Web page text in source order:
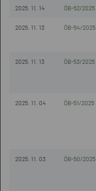
2025. 11. 14 ÖB-52/2025
2025. 11. 13 ÖB-54/2025
2025. 11. 13 ÖB-53/2025
2025. 11. 04 ÖB-51/2025
2025. 11. 03 ÖB-50/2025